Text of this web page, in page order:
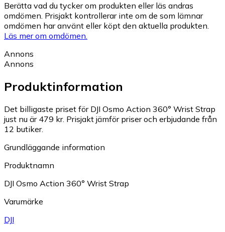
Berätta vad du tycker om produkten eller läs andras
omdömen. Prisjakt kontrollerar inte om de som lämnar
omdömen har använt eller köpt den aktuella produkten.
Läs mer om omdömen.
Annons
Annons
Produktinformation
Det billigaste priset för DJI Osmo Action 360° Wrist Strap
just nu är 479 kr. Prisjakt jämför priser och erbjudande från
12 butiker.
Grundläggande information
Produktnamn
DJI Osmo Action 360° Wrist Strap
Varumärke
DJI